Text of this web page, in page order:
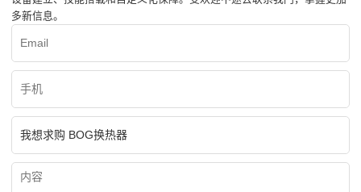
多新信息。